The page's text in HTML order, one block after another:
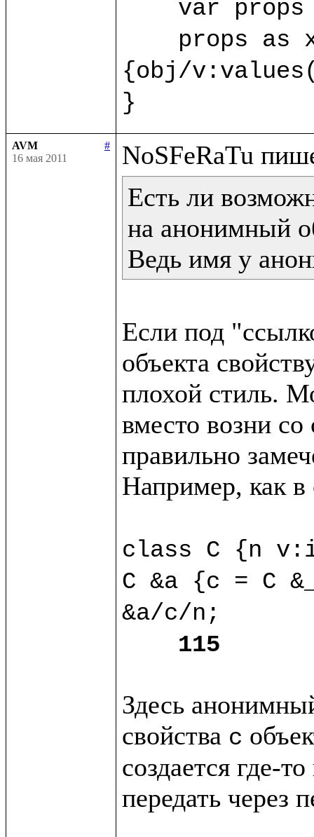
var props
props as
{obj/
}
AVM
#
16 мая 2011
Есть ли
на анонимный
Ведь имя у
Если под
объекта
плохой стиль.
вместо возни
правильно
Например, как
class C {n
C &a {c = C
&a/c/n;
115
Здесь
свойства c
создается где-
передать через